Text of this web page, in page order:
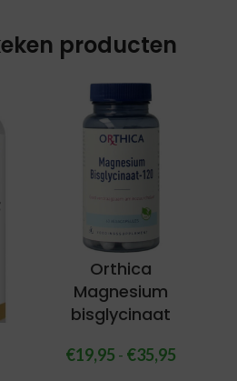
producten
Orthica
Magnesium
bisglycinaat
€19,95 - €35,95